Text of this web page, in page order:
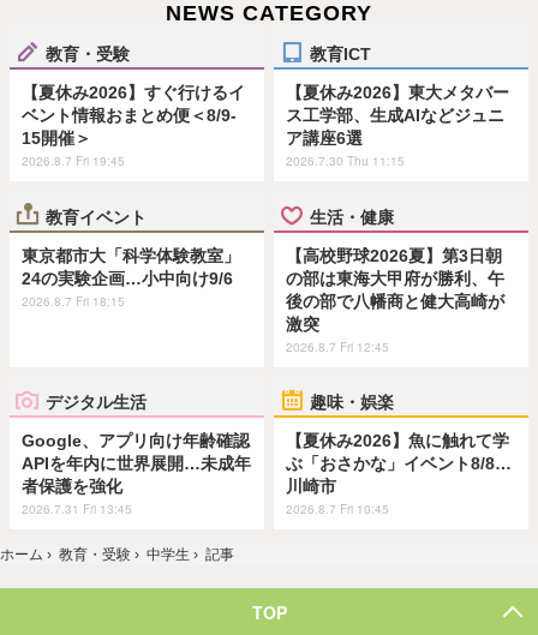
NEWS CATEGORY
教育・受験
【夏休み2026】すぐ行けるイ
ベント情報おまとめ便＜8/9-
15開催＞
2026.8.7 Fri 19:45
教育ICT
【夏休み2026】東大メタバー
ス工学部、生成AIなどジュニ
ア講座6選
2026.7.30 Thu 11:15
教育イベント
東京都市大「科学体験教室」
24の実験企画…小中向け9/6
2026.8.7 Fri 18:15
生活・健康
【高校野球2026夏】第3日朝
の部は東海大甲府が勝利、午
後の部で八幡商と健大高崎が
激突
2026.8.7 Fri 12:45
デジタル生活
Google、アプリ向け年齢確認
APIを年内に世界展開…未成年
者保護を強化
2026.7.31 Fri 13:45
趣味・娯楽
【夏休み2026】魚に触れて学
ぶ「おさかな」イベント8/8…
川崎市
2026.8.7 Fri 10:45
ホーム › 教育・受験 › 中学生 › 記事
TOP